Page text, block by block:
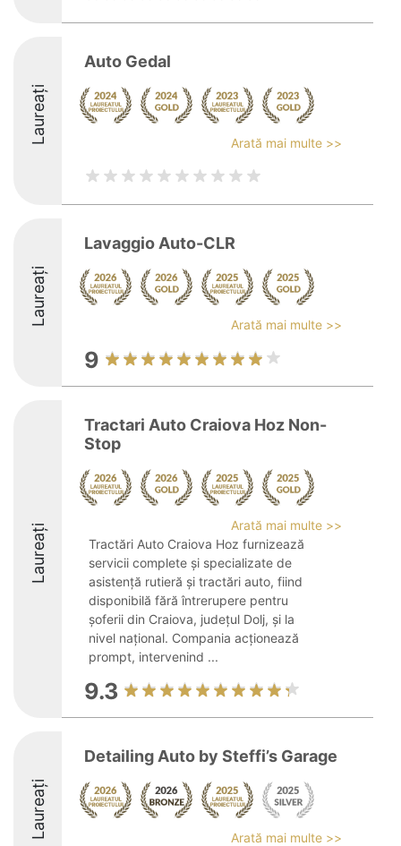
Laureați
Auto Gedal
Arată mai multe >>
Laureați
Lavaggio Auto-CLR
Arată mai multe >>
9
Laureați
Tractari Auto Craiova Hoz Non-
Stop
Arată mai multe >>
Tractări Auto Craiova Hoz furnizează
servicii complete și specializate de
asistență rutieră și tractări auto, fiind
disponibilă fără întrerupere pentru
șoferii din Craiova, județul Dolj, și la
nivel național. Compania acționează
prompt, intervenind ...
9.3
Laureați
Detailing Auto by Steffi’s Garage
Arată mai multe >>